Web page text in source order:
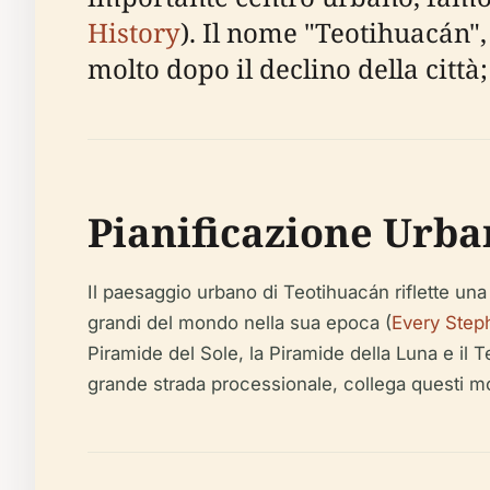
History). Il nome
molto dopo il declino della
Pianificazione
Il paesaggio urbano di Teotihuacán riflette
grandi del mondo nella sua epoca (Every
Piramide del Sole, la Piramide della Luna e il
grande strada processionale, collega questi